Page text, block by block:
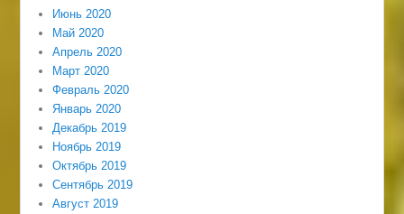
Июнь 2020
Май 2020
Апрель 2020
Март 2020
Февраль 2020
Январь 2020
Декабрь 2019
Ноябрь 2019
Октябрь 2019
Сентябрь 2019
Август 2019